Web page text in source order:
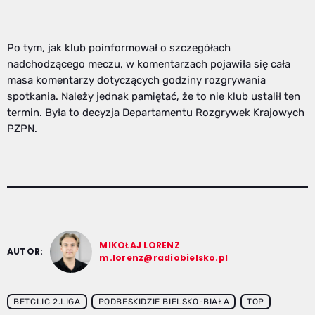
Po tym, jak klub poinformował o szczegółach
nadchodzącego meczu, w komentarzach pojawiła się cała
masa komentarzy dotyczących godziny rozgrywania
spotkania. Należy jednak pamiętać, że to nie klub ustalił ten
termin. Była to decyzja Departamentu Rozgrywek Krajowych
PZPN.
AUTOR:
MIKOŁAJ LORENZ
m.lorenz@radiobielsko.pl
BETCLIC 2.LIGA PODBESKIDZIE BIELSKO-BIAŁA TOP